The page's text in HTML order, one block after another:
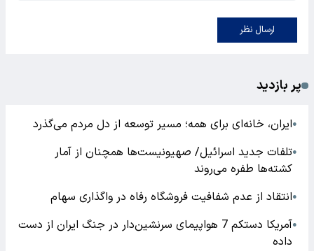
ارسال نظر
پر بازدید
●ایران، خانه‌ای برای همه؛ مسیر توسعه از دل مردم می‌گذرد
●تلفات جدید اسرائیل/ صهیونیست‌ها همچنان از آمار
کشته‌ها طفره می‌روند
●انتقاد از عدم شفافیت فروشگاه رفاه در واگذاری سهام
●
آمریکا دستکم 7 هواپیمای سرنشین‌دار در جنگ ایران از دست
داده